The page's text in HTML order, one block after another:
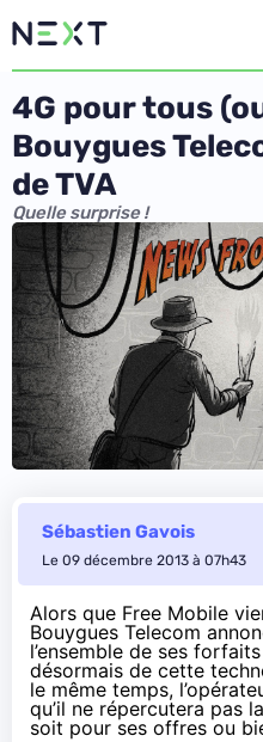
4G pour tous
Bouygues
de TVA
Quelle surprise !
Sébastien Gavois
Le 09 décembre 2013 à 07h43
Alors que Free Mobile
Bouygues Telecom
l’ensemble de ses
désormais de cette
le même temps,
qu’il ne répercutera pas
soit pour ses offres ou